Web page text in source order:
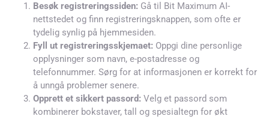
Besøk registreringssiden: Gå til Bit Maximum AI-
nettstedet og finn registreringsknappen, som ofte er
tydelig synlig på hjemmesiden.
Fyll ut registreringsskjemaet: Oppgi dine personlige
opplysninger som navn, e-postadresse og
telefonnummer. Sørg for at informasjonen er korrekt for
å unngå problemer senere.
Opprett et sikkert passord: Velg et passord som
kombinerer bokstaver, tall og spesialtegn for økt